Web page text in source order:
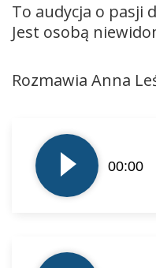
To audycja o pasji
Jest osobą
Rozmawia Anna
plików
dźwiękowych
00:00